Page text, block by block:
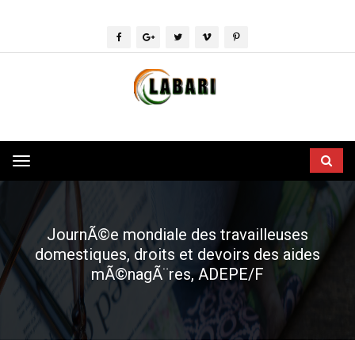
Toggle
navigation
JournÃ©e mondiale des travailleuses
domestiques, droits et devoirs des aides
mÃ©nagÃ¨res, ADEPE/F